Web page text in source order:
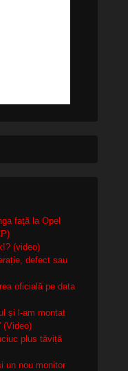
față la Opel
(video)
defect sau
oficială pe data
și l-am montat
(Video)
plus tăviță
un nou monitor